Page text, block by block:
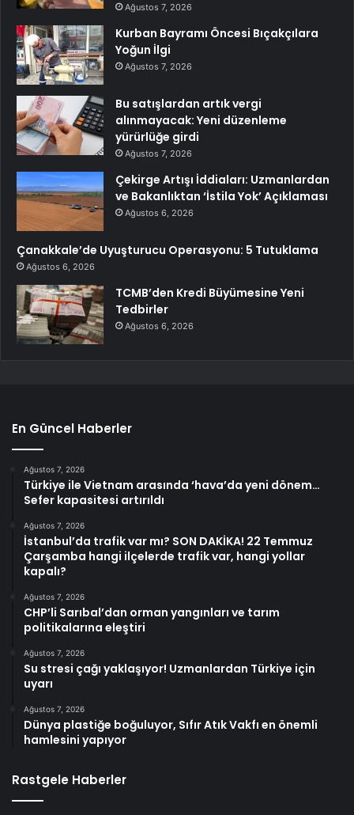
Ağustos 7, 2026
Kurban Bayramı Öncesi Bıçakçılara
Yoğun İlgi
Ağustos 7, 2026
Bu satışlardan artık vergi
alınmayacak: Yeni düzenleme
yürürlüğe girdi
Ağustos 7, 2026
Çekirge Artışı İddiaları: Uzmanlardan
ve Bakanlıktan ‘İstila Yok’ Açıklaması
Ağustos 6, 2026
Çanakkale’de Uyuşturucu Operasyonu: 5 Tutuklama
Ağustos 6, 2026
TCMB’den Kredi Büyümesine Yeni
Tedbirler
Ağustos 6, 2026
En Güncel Haberler
Ağustos 7, 2026
Türkiye ile Vietnam arasında ‘hava’da yeni dönem…
Sefer kapasitesi artırıldı
Ağustos 7, 2026
İstanbul’da trafik var mı? SON DAKİKA! 22 Temmuz
Çarşamba hangi ilçelerde trafik var, hangi yollar
kapalı?
Ağustos 7, 2026
CHP’li Sarıbal’dan orman yangınları ve tarım
politikalarına eleştiri
Ağustos 7, 2026
Su stresi çağı yaklaşıyor! Uzmanlardan Türkiye için
uyarı
Ağustos 7, 2026
Dünya plastiğe boğuluyor, Sıfır Atık Vakfı en önemli
hamlesini yapıyor
Rastgele Haberler